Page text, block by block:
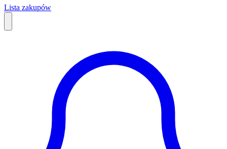
Lista zakupów